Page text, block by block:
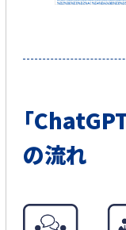
｢
の流れ